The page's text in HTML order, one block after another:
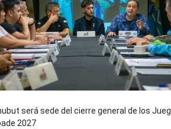
será sede del cierre general de los
2027